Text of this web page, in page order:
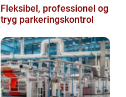
Fleksibel, professionel og
tryg parkeringskontrol